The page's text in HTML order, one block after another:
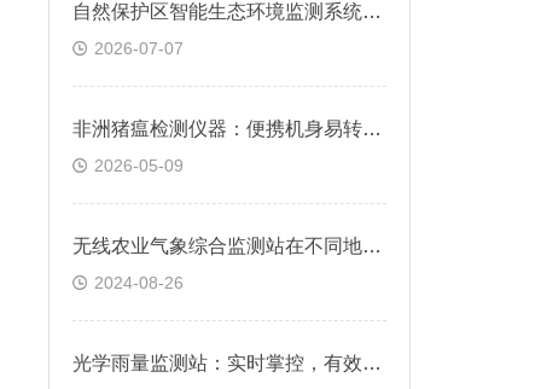
自然保护区智能生态环境监测系统常态化技术应用
2026-07-07
非洲猪瘟检测仪器：便携机身易转运 猪场现场即时快检
2026-05-09
无线农业气象综合监测站在不同地区的应用是否存在差异？
2024-08-26
光学雨量监测站：实时掌控，有效应对恶劣天气